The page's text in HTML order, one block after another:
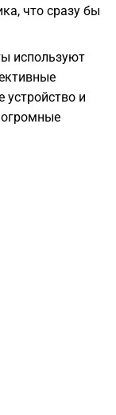
что сразу бы
используют
и